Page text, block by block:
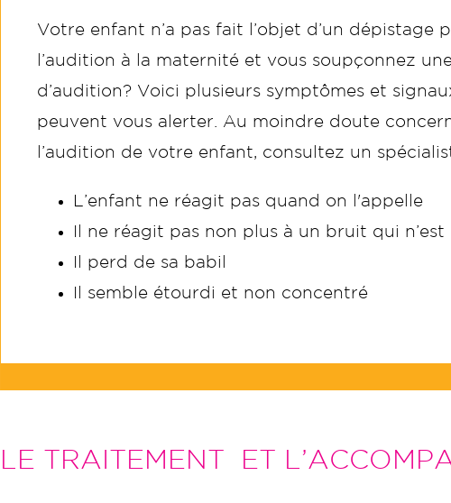
Votre enfant n’a pas fait l’objet d’un dépistage
l’audition à la maternité et vous soupçonnez
d’audition? Voici plusieurs symptômes et
peuvent vous alerter. Au moindre doute
l’audition de votre enfant, consultez un
L’enfant ne réagit pas quand on l'appelle
Il ne réagit pas non plus à un bruit qui
Il perd de sa babil
Il semble étourdi et non concentré
LE TRAITEMENT ET